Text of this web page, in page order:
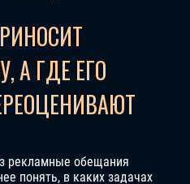
А ГДЕ ЕГО
рекламные обещания
понять, в каких задачах